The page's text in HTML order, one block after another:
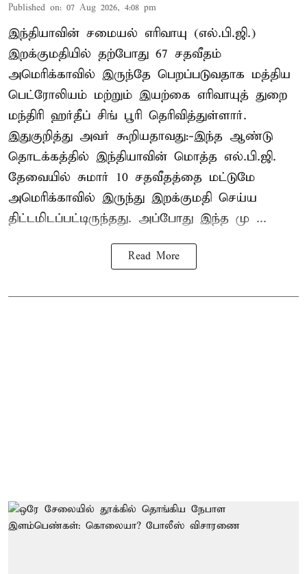
Published on: 07 Aug 2026, 4:08 pm
இந்தியாவின் சமையல் எரிவாயு (எல்.பி.ஜி.)
இறக்குமதியில் தற்போது 67 சதவீதம்
அமெரிக்காவில் இருந்தே பெறப்படுவதாக மத்திய
பெட்ரோலியம் மற்றும் இயற்கை எரிவாயுத் துறை
மந்திரி ஹர்தீப் சிங் பூரி தெரிவித்துள்ளார்.
இதுகுறித்து அவர் கூறியதாவது:-இந்த ஆண்டு
தொடக்கத்தில் இந்தியாவின் மொத்த எல்.பி.ஜி.
தேவையில் சுமார் 10 சதவீதத்தை மட்டுமே
அமெரிக்காவில் இருந்து இறக்குமதி செய்ய
திட்டமிடப்பட்டிருந்தது. அப்போது இந்த மு ...
Read More